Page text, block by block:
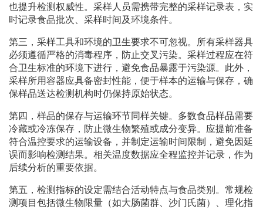
也提升检测权威性。采样人员需携带完整的采样记录表，实
时记录食品批次、采样时间及环境条件。
第三，采样工具和环境的卫生要求不可忽视。所有采样器具
必须遵循严格的消毒程序，防止交叉污染。采样过程应在符
合卫生标准的环境下进行，避免食品暴露于污染源。此外，
采样所用容器应具备密封性能，便于样本的运输与保存，确
保样品送达检测机构时仍保持原始状态。
第四，样品的保存与运输环节同样关键。多数食品样品需要
冷藏或冷冻保存，防止微生物繁殖或成分变异。应提前准备
符合温控要求的运输设备，并制定运输时间限制，避免因延
误而影响检测结果。相关温度数据应全程监控并记录，作为
后续分析的重要依据。
第五，检测指标的设定需结合活动特点与食品类别。常规检
测项目包括微生物限量（如大肠菌群、沙门氏菌）、理化指